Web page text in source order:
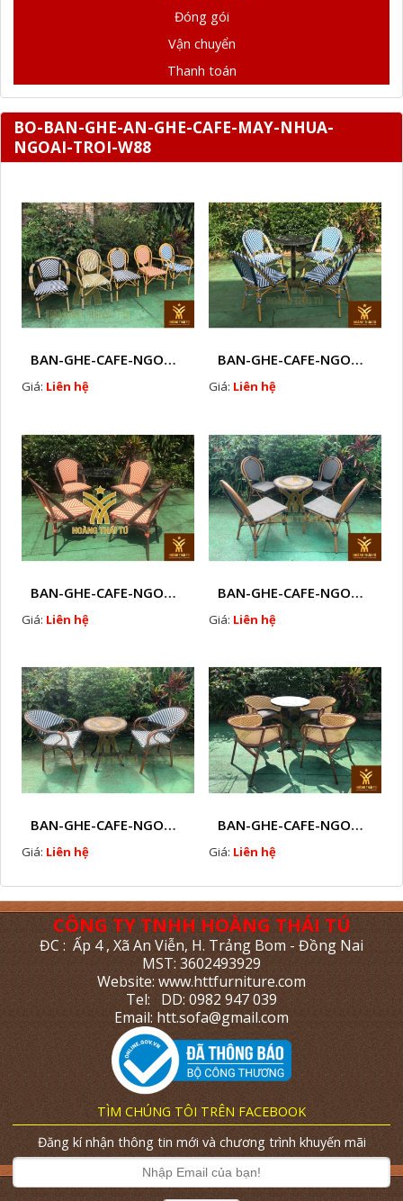
Đóng gói
Vận chuyển
Thanh toán
BO-BAN-GHE-AN-GHE-CAFE-MAY-NHUA-
NGOAI-TROI-W88
BAN-GHE-CAFE-NGOAI-TROI-J3
Giá: Liên hệ
BAN-GHE-CAFE-NGOAI-TROI-J1
Giá: Liên hệ
BAN-GHE-CAFE-NGOAI-TROI-J2
Giá: Liên hệ
BAN-GHE-CAFE-NGOAI-TROI-J4
Giá: Liên hệ
BAN-GHE-CAFE-NGOAI-TROI-J5
Giá: Liên hệ
BAN-GHE-CAFE-NGOAI-TROI-J6
Giá: Liên hệ
CÔNG TY TNHH HOÀNG THÁI TÚ
ĐC : Ấp 4 , Xã An Viễn, H. Trảng Bom - Đồng Nai
MST: 3602493929
Website: www.httfurniture.com
Tel: DD: 0982 947 039
Email: htt.sofa@gmail.com
TÌM CHÚNG TÔI TRÊN FACEBOOK
Đăng kí nhận thông tin mới và chương trình khuyến mãi